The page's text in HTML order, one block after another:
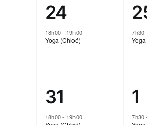
1
évènement,
24
18h00- 19h00
Yoga (Chloé)
1
7h30-
1
évènement,
31
18h00- 19h00
1
1
7h30-